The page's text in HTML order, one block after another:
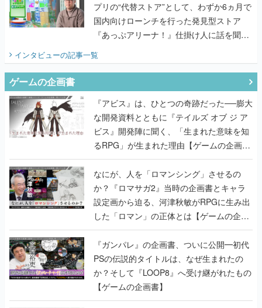
プリの“代替ストア”として、わずか6ヵ月で
国内向けローンチを行った発見型ストア
『あっぷアリーナ！』仕掛け人に話を聞い
インタビューの記事一覧
ゲームの企画書
『アビス』は、ひとつの奇跡だった──膨大
な開発資料とともに『テイルズ オブ ジ ア
ビス』開発陣に聞く、「生まれた意味を知
るRPG」が生まれた理由【ゲームの企画
書】
なにが、人を「ロマンシング」させるの
か？『ロマサガ2』当時の企画書とキャラ
設定画から迫る、河津秋敏がRPGに生み出
した「ロマン」の正体とは【ゲームの企画
書】
『ガンパレ』の企画書、ついに公開━初代
PSの伝説的タイトルは、なぜ生まれたの
か？そして『LOOP8』へ受け継がれたもの
【ゲームの企画書】